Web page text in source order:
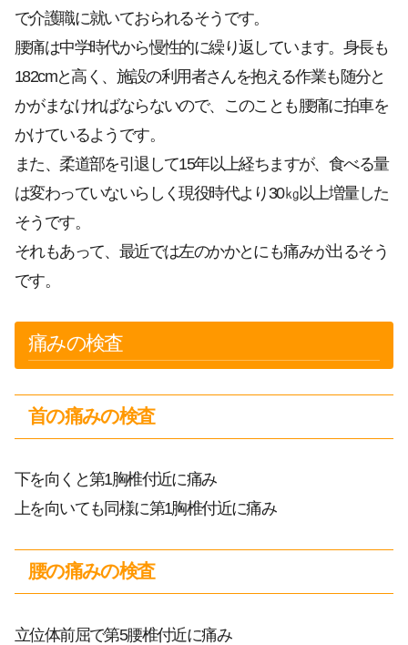
で介護職に就いておられるそうです。
腰痛は中学時代から慢性的に繰り返しています。身長も
182cmと高く、施設の利用者さんを抱える作業も随分と
かがまなければならないので、このことも腰痛に拍車を
かけているようです。
また、柔道部を引退して15年以上経ちますが、食べる量
は変わっていないらしく現役時代より30㎏以上増量した
そうです。
それもあって、最近では左のかかとにも痛みが出るそう
です。
痛みの検査
首の痛みの検査
下を向くと第1胸椎付近に痛み
上を向いても同様に第1胸椎付近に痛み
腰の痛みの検査
立位体前屈で第5腰椎付近に痛み